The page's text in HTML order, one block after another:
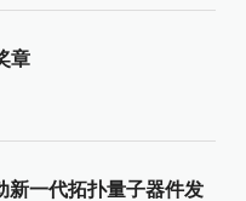
章
新一代拓扑量子器件发